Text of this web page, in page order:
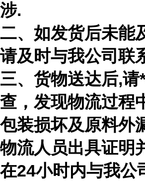
涉.
二、如发货后未能
请及时与我公司联
三、货物送达后,请
查，发现物流过程
包装损坏及原料外
物流人员出具证明
在24小时内与我公